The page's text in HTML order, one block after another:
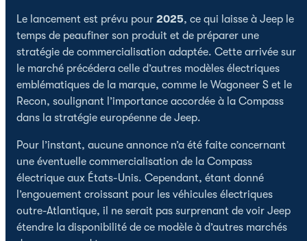
Le lancement est prévu pour 2025, ce qui laisse à Jeep le
temps de peaufiner son produit et de préparer une
stratégie de commercialisation adaptée. Cette arrivée sur
le marché précédera celle d’autres modèles électriques
emblématiques de la marque, comme le Wagoneer S et le
Recon, soulignant l’importance accordée à la Compass
dans la stratégie européenne de Jeep.
Pour l’instant, aucune annonce n’a été faite concernant
une éventuelle commercialisation de la Compass
électrique aux États-Unis. Cependant, étant donné
l’engouement croissant pour les véhicules électriques
outre-Atlantique, il ne serait pas surprenant de voir Jeep
étendre la disponibilité de ce modèle à d’autres marchés